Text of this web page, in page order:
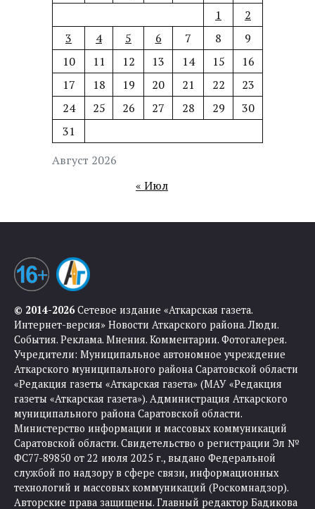
Август 2026
1
2
3
4 5 6 7 8
9
10
11 12 13 14 15
16
17
18 19 20 21 22
23
24
25 26 27 28 29
30
31
« Июл
© 2014-2026Сетевое издание «Аткарская газета.
Интернет-версия» Новости Аткарского района. Люди.
События. Реклама. Мнения. Комментарии. Фотогалерея.
Учредители: Муниципальное автономное учреждение
Аткарского муниципального района Саратовской области
«Редакция газеты «Аткарская газета» (МАУ «Редакция
газеты «Аткарская газета»). Администрация Аткарского
муниципального района Саратовской области.
Министерство информации и массовых коммуникаций
Саратовской области. Свидетельство о регистрации Эл №
ФС77-89850 от 22 июля 2025 г., выдано Федеральной
службой по надзору в сфере связи, информационных
технологий и массовых коммуникаций (Роскомнадзор).
Авторские права защищены. Главный редактор Бадикова